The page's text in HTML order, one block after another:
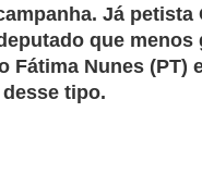
Já
que
Fátima Nunes (PT)
tipo.